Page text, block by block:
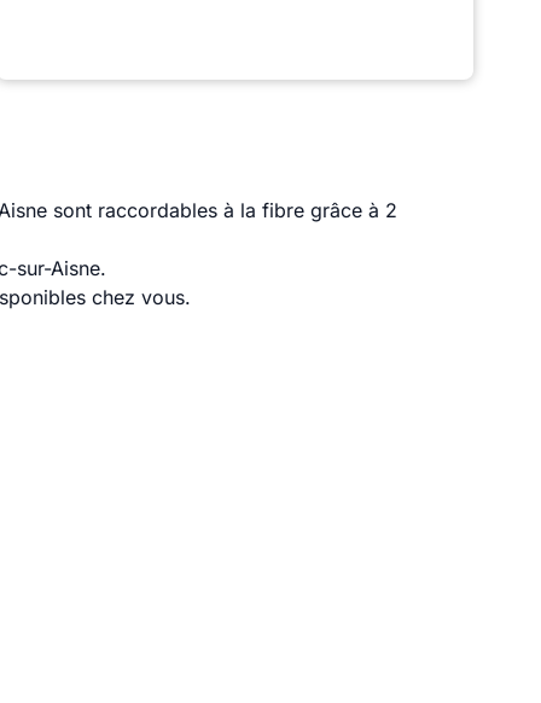
sont raccordables à la fibre grâce à 2
sur-Aisne.
chez vous.